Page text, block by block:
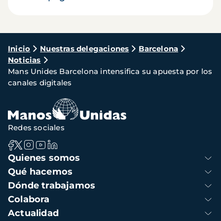
Ruta
de
navegación
Inicio Nuestras delegaciones
Barcelona
Noticias
Mans Unides Barcelona intensifica su apuesta por los
canales digitales
Navegación
principal
Quienes somos
Qué hacemos
Dónde trabajamos
Colabora
Actualidad
Redes sociales